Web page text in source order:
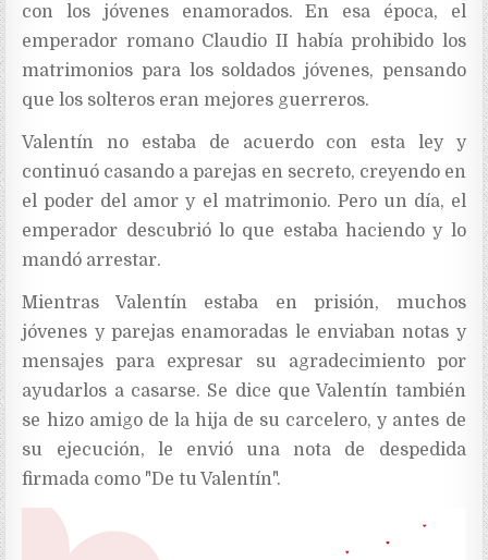
con los jóvenes enamorados. En esa época, el
emperador romano Claudio II había prohibido los
matrimonios para los soldados jóvenes, pensando
que los solteros eran mejores guerreros.
Valentín no estaba de acuerdo con esta ley y
continuó casando a parejas en secreto, creyendo en
el poder del amor y el matrimonio. Pero un día, el
emperador descubrió lo que estaba haciendo y lo
mandó arrestar.
Mientras Valentín estaba en prisión, muchos
jóvenes y parejas enamoradas le enviaban notas y
mensajes para expresar su agradecimiento por
ayudarlos a casarse. Se dice que Valentín también
se hizo amigo de la hija de su carcelero, y antes de
su ejecución, le envió una nota de despedida
firmada como "De tu Valentín".